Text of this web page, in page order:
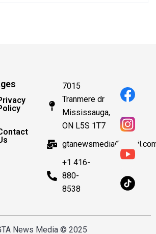
7015
Tranmere dr
Mississauga,
ON L5S 1T7
+1 416-
880-
8538
News Media © 2025